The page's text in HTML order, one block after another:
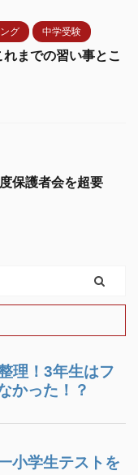
グ 中学受験
れまでの習い事とこ
保護者会を超要